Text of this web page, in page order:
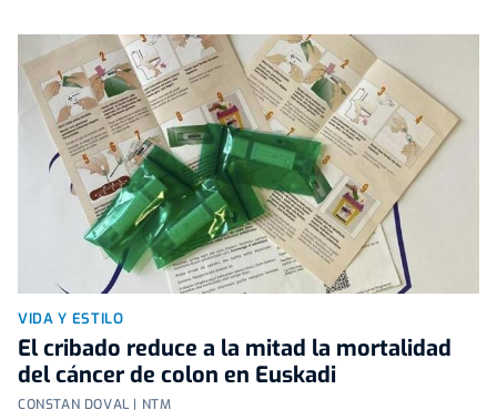
VIDA Y ESTILO
El cribado reduce a la mitad la mortalidad
del cáncer de colon en Euskadi
CONSTAN DOVAL | NTM